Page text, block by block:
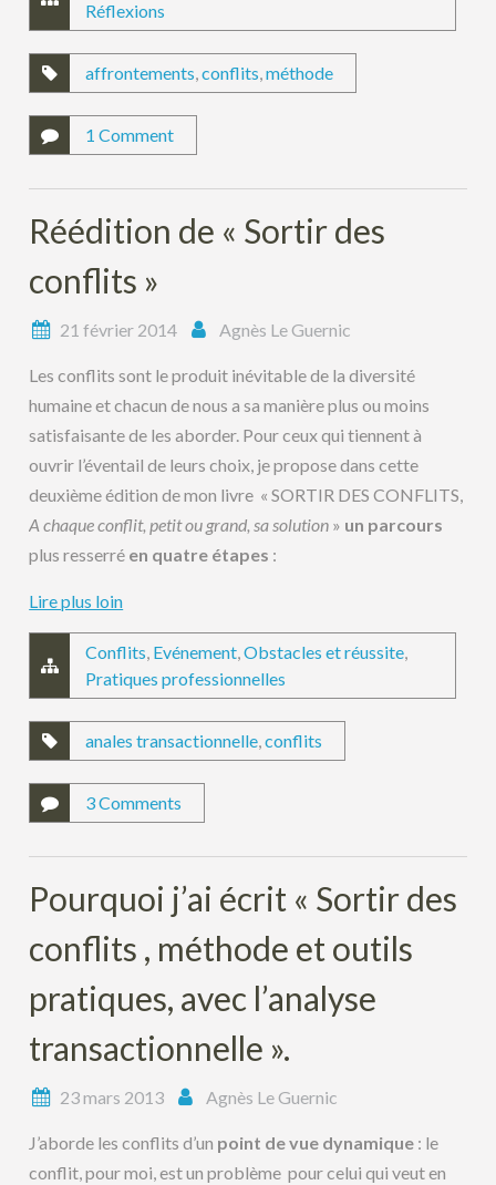
Réflexions
affrontements,conflits,méthode
1 Comment
Réédition de « Sortir des
conflits »
21 février 2014 Agnès Le Guernic
Les conflits sont le produit inévitable de la diversité
humaine et chacun de nous a sa manière plus ou moins
satisfaisante de les aborder. Pour ceux qui tiennent à
ouvrir l’éventail de leurs choix, je propose dans cette
deuxième édition de mon livre « SORTIR DES CONFLITS,
A chaque conflit, petit ou grand, sa solution » un parcours
plus resserré en quatre étapes :
Lire plus loin
Conflits, Evénement,Obstacles et réussite,
Pratiques professionnelles
anales transactionnelle,conflits
3 Comments
Pourquoi j’ai écrit « Sortir des
conflits , méthode et outils
pratiques, avec l’analyse
transactionnelle ».
23 mars 2013 Agnès Le Guernic
J’aborde les conflits d’un point de vue dynamique : le
conflit, pour moi, est un problème pour celui qui veut en